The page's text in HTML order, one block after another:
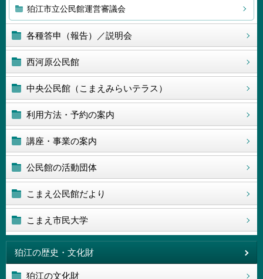
狛江市立公民館運営審議会
各種答申（報告）／説明会
西河原公民館
中央公民館（こまえみらいテラス）
利用方法・予約の案内
講座・事業の案内
公民館の活動団体
こまえ公民館だより
こまえ市民大学
狛江の歴史・文化財
狛江の文化財